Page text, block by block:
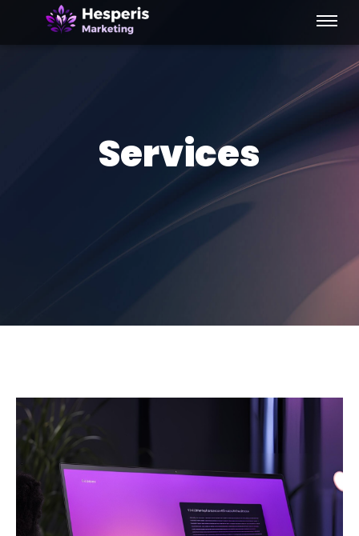
Services